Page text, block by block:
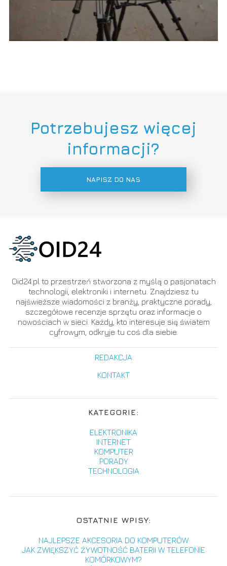
Potrzebujesz więcej
informacji?
NAPISZ DO NAS
Oid24.pl to przestrzeń stworzona z myślą o pasjonatach
technologii, elektroniki i internetu. Znajdziesz tu
najświeższe wiadomości z branży, praktyczne porady,
szczegółowe recenzje sprzętu oraz informacje o
nowościach w sieci. Każdy, kto interesuje się światem
cyfrowym, odkryje tu coś dla siebie.
REDAKCJA
KONTAKT
KATEGORIE:
ELEKTRONIKA
INTERNET
KOMPUTER
PORADY
TECHNOLOGIA
OSTATNIE WPISY:
NAJLEPSZE AKCESORIA DO KOMPUTERÓW
JAK ZWIĘKSZYĆ ŻYWOTNOŚĆ BATERII W TELEFONIE
KOMÓRKOWYM?